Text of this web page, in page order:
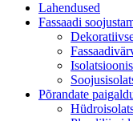
Lahendused
Fassaadi
Põrandate